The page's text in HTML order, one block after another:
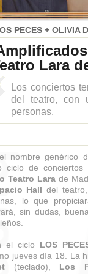
PECES + OLIVIA
Lara
Los conciertos
del teatro, con
personas.
nombre genérico
ciclo de
Teatro Larade
Hall del
lo que
sin dudas,
el ciclo LOS
jueves día 18. La
(teclado), Los